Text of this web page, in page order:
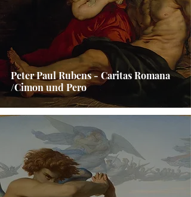
Peter Paul Rubens - Caritas Romana
/Cimon und Pero